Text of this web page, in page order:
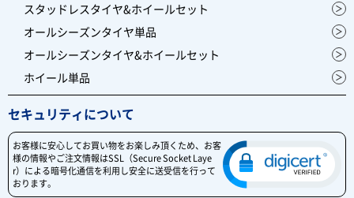
スタッドレスタイヤ&ホイールセット
オールシーズンタイヤ単品
オールシーズンタイヤ&ホイールセット
ホイール単品
セキュリティについて
お客様に安心してお買い物をお楽しみ頂くため、お客
様の情報やご注文情報はSSL（Secure Socket Laye
r）による暗号化通信を利用し安全に送受信を行って
おります。